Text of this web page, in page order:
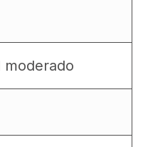
moderado